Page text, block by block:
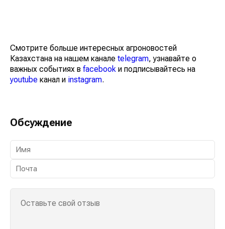
Смотрите больше интересных агроновостей
Казахстана на нашем канале telegram, узнавайте о
важных событиях в facebook и подписывайтесь на
youtube канал и instagram.
Обсуждение